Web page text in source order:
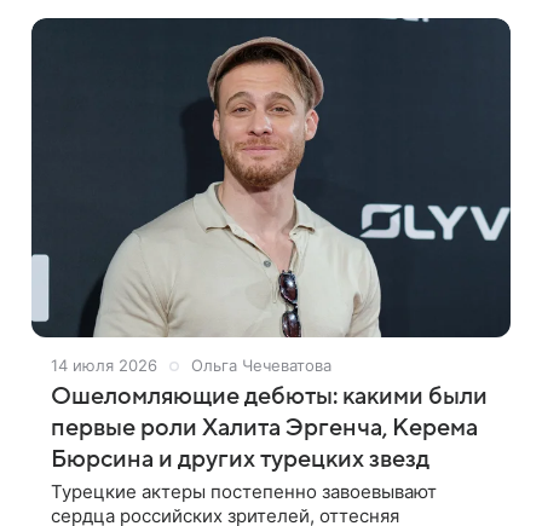
14 июля 2026 Ольга Чечеватова
Ошеломляющие дебюты: какими были
первые роли Халита Эргенча, Керема
Бюрсина и других турецких звезд
Турецкие актеры постепенно завоевывают
сердца российских зрителей, оттесняя